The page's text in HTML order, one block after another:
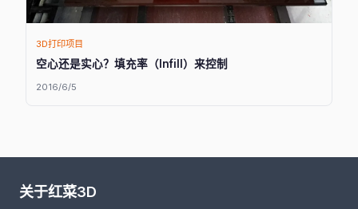
3D打印项目
空心还是实心？填充率（Infill）来控制
2016/6/5
关于红菜3D